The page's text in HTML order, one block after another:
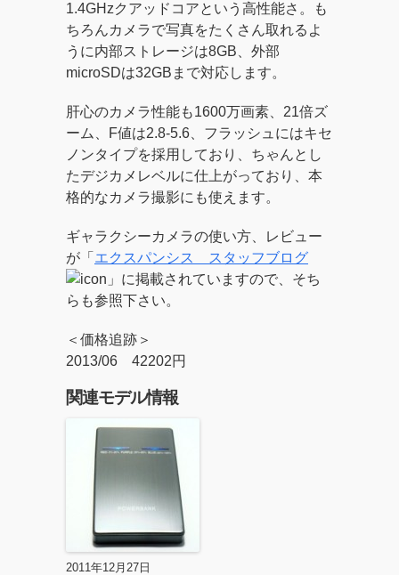
1.4GHzクアッドコアという高性能さ。も
ちろんカメラで写真をたくさん取れるよ
うに内部ストレージは8GB、外部
microSDは32GBまで対応します。
肝心のカメラ性能も1600万画素、21倍ズ
ーム、F値は2.8-5.6、フラッシュにはキセ
ノンタイプを採用しており、ちゃんとし
たデジカメレベルに仕上がっており、本
格的なカメラ撮影にも使えます。
ギャラクシーカメラの使い方、レビュー
が「 エクスパンシス スタッフブログ
」に掲載されていますので、そち
らも参照下さい。
＜価格追跡＞
2013/06 42202円
関連モデル情報
2011年12月27日